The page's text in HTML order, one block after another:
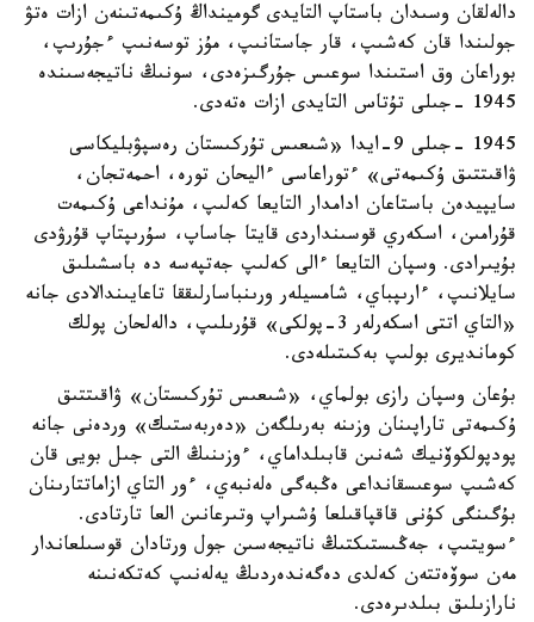
دالەلقان وسىدان باستاپ التايدى گومينداڭ ۇكىمەتىنەن ازات ەتۋ
جولىندا قان كەشىپ، قار جاستانىپ، مۇز توسەنىپ ءجۇرىپ،
بوراعان وق استىندا سوعىس جۇرگىزەدى، سونىڭ ناتيجەسىندە
1945 -جىلى تۇتاس التايدى ازات ەتەدى.
1945 -جىلى 9-ايدا «شىعىس تۇركىستان رەسپۋبليكاسى
ۋاقىتتىق ۇكىمەتى» ءتوراعاسى ءاليحان تورە، احمەتجان،
سايپيدەن باستاعان ادامدار التايعا كەلىپ، مۇنداعى ۇكىمەت
قۇرامىن، اسكەري قوسىنداردى قايتا جاساپ، سۇرىپتاپ قۇرۋدى
بۇيىرادى. وسپان التايعا ءالى كەلىپ جەتپەسە دە باسشىلىق
سايلانىپ، ءارىپباي، شامسيلەر ورىنباسارلىققا تاعايىندالادى جانە
«التاي اتتى اسكەرلەر 3-پولكى» قۇرىلىپ، دالەلحان پولك
كومانديرى بولىپ بەكىتىلەدى.
بۇعان وسپان رازى بولماي، «شىعىس تۇركىستان» ۋاقىتتىق
ۇكىمەتى تاراپىنان وزىنە بەرىلگەن «دەربەستىك» وردەنى جانە
پودپولكوۆنيك شەنىن قابىلداماي، ءوزىنىڭ التى جىل بويى قان
كەشىپ سوعىسقانداعى ەڭبەگى ەلەنبەي، ءور التاي ازاماتتارىنان
بۇگىنگى كۇنى قاقپاقىلعا ۇشىراپ وتىرعانىن العا تارتادى.
ءسويتىپ، جەڭىستىكتىڭ ناتيجەسىن جول ورتادان قوسىلعاندار
مەن سوۆەتتەن كەلدى دەگەندەردىڭ يەلەنىپ كەتكەنىنە
نارازىلىق بىلدىرەدى.